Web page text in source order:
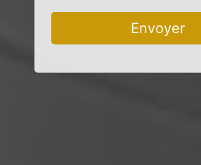
Envoyer